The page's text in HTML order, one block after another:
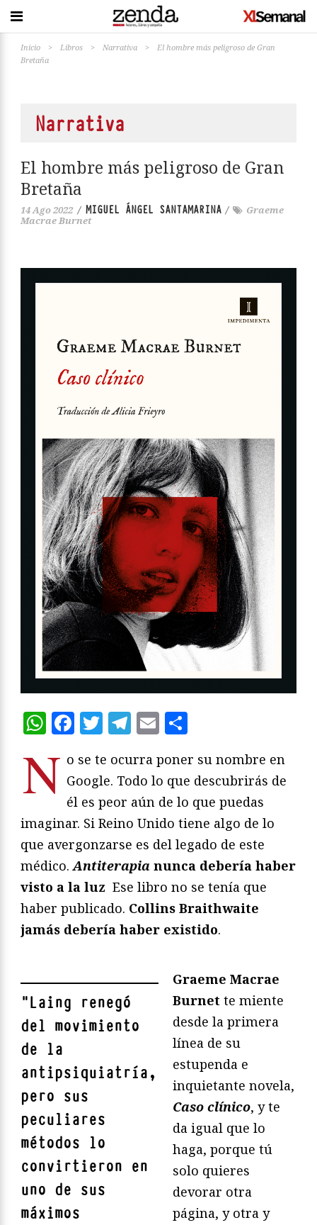
Inicio > Libros > Narrativa >
El hombre más peligroso de Gran
Bretaña
Narrativa
El hombre más peligroso de Gran
Bretaña
14 Ago 2022 / MIGUEL ÁNGEL SANTAMARINA /
Graeme
Macrae Burnet
WhatsApp
Facebook
Twitter
Telegram
Email
N o se te ocurra poner su nombre en
Google. Todo lo que descubrirás de
él es peor aún de lo que puedas
imaginar. Si Reino Unido tiene algo de lo
que avergonzarse es del legado de este
médico. Antiterapia nunca debería haber
visto a la luz Ese libro no se tenía que
haber publicado. Collins Braithwaite
jamás debería haber existido.
"Laing renegó
del movimiento
de la
antipsiquiatría,
pero sus
peculiares
métodos lo
convirtieron en
uno de sus
máximos
Graeme Macrae
Burnet te miente
desde la primera
línea de su
estupenda e
inquietante novela,
Caso clínico, y te
da igual que lo
haga, porque tú
solo quieres
devorar otra
página, y otra y